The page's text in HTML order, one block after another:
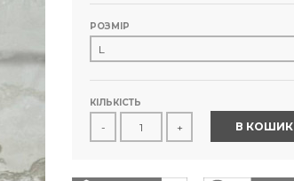
РОЗМІР
КІЛЬКІСТЬ
- + В КОШИК